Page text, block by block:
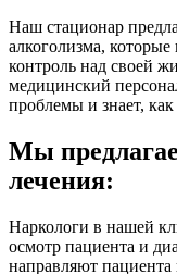
Наш стационар
алкоголизма,
контроль над своей
медицинский
проблемы и знает,
Мы
лечения:
Наркологи в нашей
осмотр пациента и
направляют